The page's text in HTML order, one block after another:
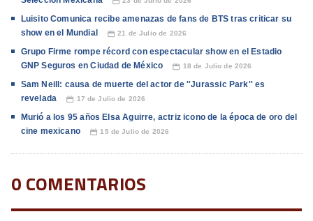
Luisito Comunica recibe amenazas de fans de BTS tras criticar su
show en el Mundial
📅 21 de Julio de 2026
Grupo Firme rompe récord con espectacular show en el Estadio
GNP Seguros en Ciudad de México
📅 18 de Julio de 2026
Sam Neill: causa de muerte del actor de ''Jurassic Park'' es
revelada
📅 17 de Julio de 2026
Murió a los 95 años Elsa Aguirre, actriz icono de la época de oro del
cine mexicano
📅 15 de Julio de 2026
0 COMENTARIOS